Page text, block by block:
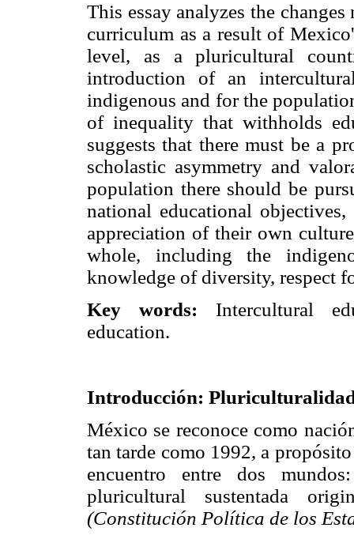
This essay analyzes the
curriculum as a result of
level, as a pluricultural
introduction of an
indigenous and for the
of inequality that withholds
suggests that there must be a
scholastic asymmetry and
population there should be
national educational
appreciation of their own
whole, including the
knowledge of diversity, respect
Key words: Intercultural
education.
Introducción:
México se reconoce como
tan tarde como 1992, a
encuentro entre dos
pluricultural sustentada
(Constitución Política de los